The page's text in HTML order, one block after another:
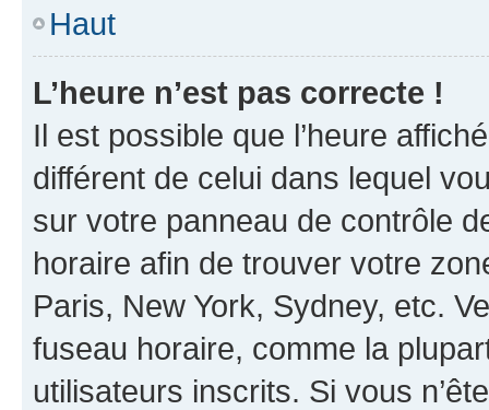
Haut
L’heure n’est pas correcte !
Il est possible que l’heure
différent de celui dans lequel
sur votre panneau de contrôle
horaire afin de trouver votre
Paris, New York, Sydney, etc.
fuseau horaire, comme la
utilisateurs inscrits. Si vous